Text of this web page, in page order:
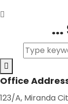
Office
123/A, Miranda